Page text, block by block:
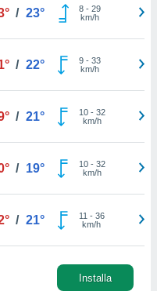
/ 23° 8- 29
km/h
/ 22° 9- 33
km/h
/ 21° 10- 32
km/h
/ 19° 10- 32
km/h
/ 21° 11 - 36
km/h
Installa